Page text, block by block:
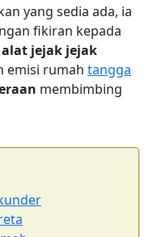
yang sedia ada, ia
fikiran kepada
alat jejak jejak
emisi rumah tangga
membimbing